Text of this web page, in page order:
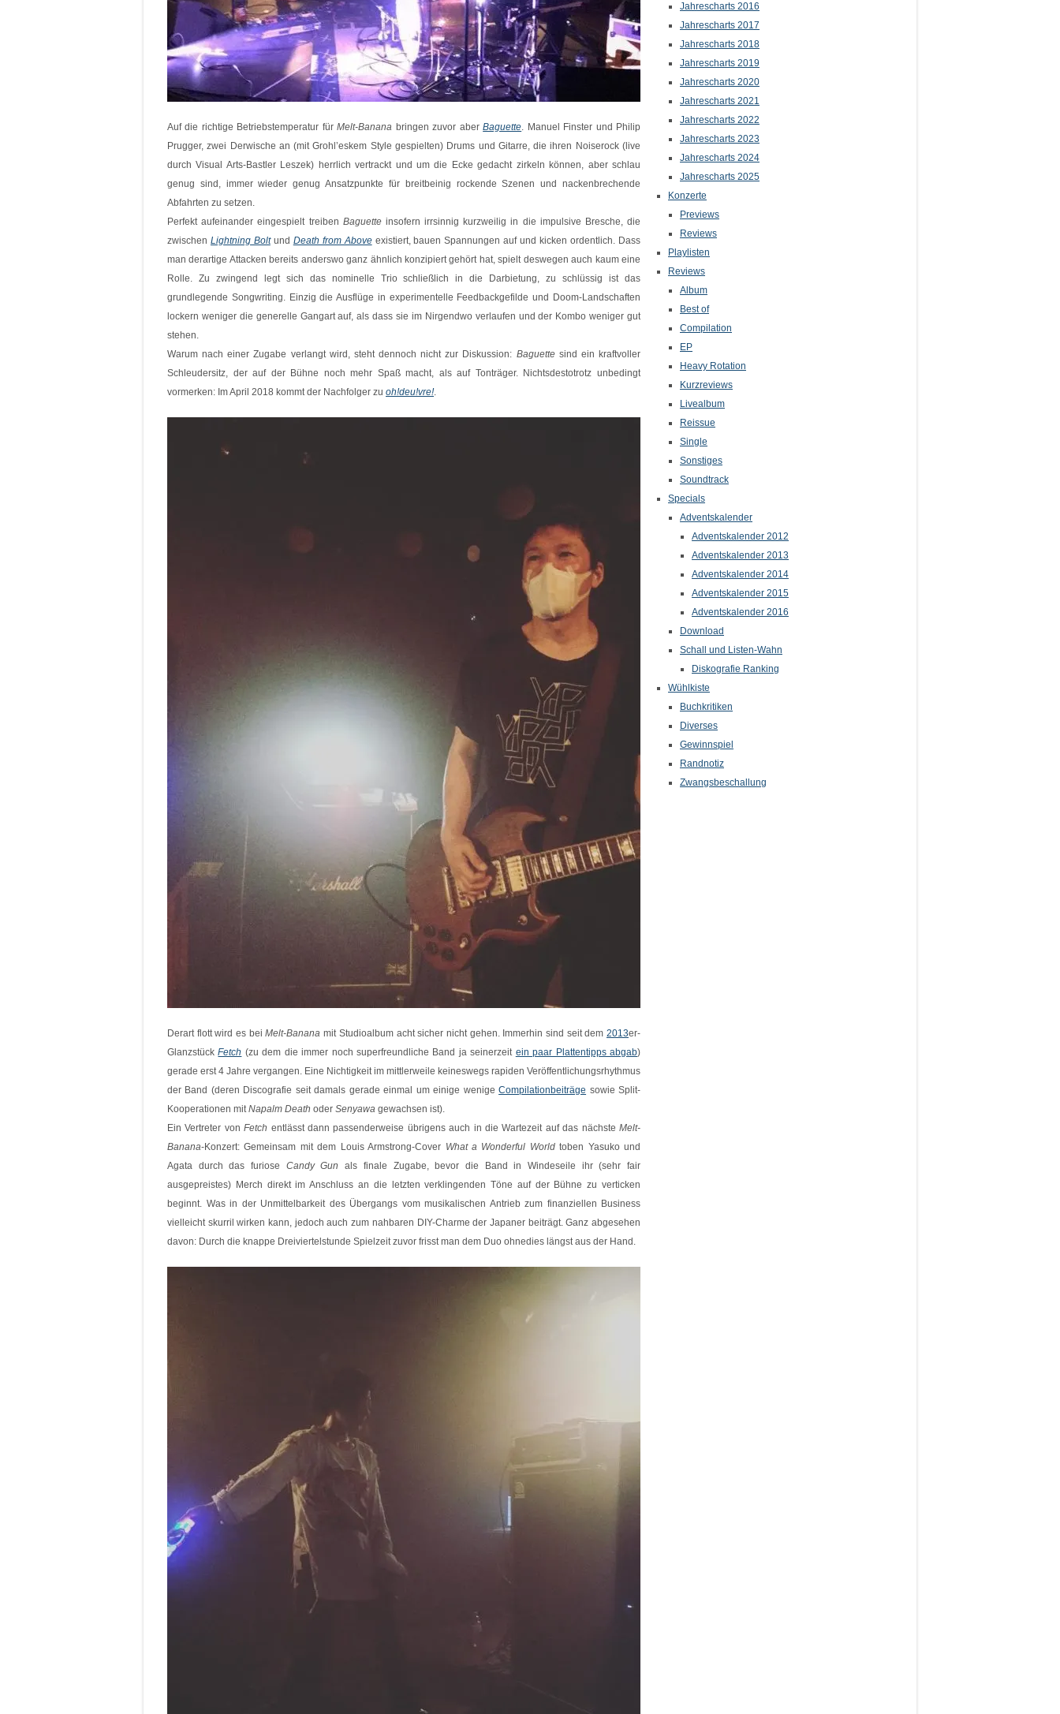
Auf die richtige Betriebstemperatur fürMelt-Banana bringen zuvor aberBaguette. Manue l Finster und Philip
Prugger, zwei Derwische an (mit Grohl’eskem Style gespielten) Drums und Gitarre, die ihren Noiserock (live
durch Visual Arts-Bastler Leszek) herrlich vertrackt und um die Ecke gedacht zirkeln können, aber schlau
genug sind, immer wieder genug Ansatzpunkte für breitbeinig rockende Szenen und nackenbrechende
Abfahrten zu setzen.
Perfekt aufeinander eingespielt treiben Baguetteinsofern irrsinnig kurzweilig in die impulsive Bresche, die
zwischen Lightning Boltund Death from Aboveexistiert, bauen Spannungen auf und kicken ordentlich. Dass
man derartige Attacken bereits anderswo ganz ähnlich konzipiert gehört hat, spielt deswegen auch kaum eine
Rolle. Zu zwingend legt sich das nominelle Trio schließlich in die Darbietung, zu schlüssig ist das
grundlegende Songwriting. Einzig die Ausflüge in experimentelle Feedbackgefilde und Doom-Landschaften
lockern weniger die generelle Gangart auf, als dass sie im Nirgendwo verlaufen und der Kombo weniger gut
stehen.
Warum nach einer Zugabe verlangt wird, steht dennoch nicht zur Diskussion: Baguettesind ein kraftvoller
Schleudersitz, der auf der Bühne noch mehr Spaß macht, als auf Tonträger. Nichtsdestotrotz unbedingt
vormerken: Im April 2018 kommt der Nachfolger zu oh​!​deu​!​vre!.
Derart flott wird es beiMelt-Banana mit Studioalbum acht sicher nicht gehen. Immerhin sind seit dem 2013er-
GlanzstückFetch (zu dem die immer noch superfreundliche Band ja seinerzeit ein paar Plattentipps abgab)
gerade erst 4 Jahre vergangen. Eine Nichtigkeit im mittlerweile keineswegs rapiden Veröffentlichungsrhythmus
der Band (deren Discografie seit damals gerade einmal um einige wenigeCompilationbeiträge sowie Split-
Kooperationen mitNapalm Death oder Senyawa gewachsen ist).
Ein Vertreter vonFetch entlässt dann passenderweise übrigens auch in die Wartezeit auf das nächsteMelt-
Banana-Konzert: Gemeinsam mit dem Louis Armstrong-Cover What a Wonderful Worldtoben Yasuko und
Agata durch das furiose Candy Gun
als finale Zugabe, bevor die Band in Windeseile ihr (sehr fair
ausgepreistes) Merch direkt im Anschluss an die letzten verklingenden Töne auf der Bühne zu verticken
beginnt. Was in der Unmittelbarkeit des Übergangs vom musikalischen Antrieb zum finanziellen Business
vielleicht skurril wirken kann, jedoch auch zum nahbaren DIY-Charme der Japaner beiträgt. Ganz abgesehen
davon: Durch die knappe Dreiviertelstunde Spielzeit zuvor frisst man dem Duo ohnedies längst aus der Hand.
Jahrescharts 2016
Jahrescharts 2017
Jahrescharts 2018
Jahrescharts 2019
Jahrescharts 2020
Jahrescharts 2021
Jahrescharts 2022
Jahrescharts 2023
Jahrescharts 2024
Jahrescharts 2025
Konzerte
Previews
Reviews
Playlisten
Reviews
Album
Best of
Compilation
EP
Heavy Rotation
Kurzreviews
Livealbum
Reissue
Single
Sonstiges
Soundtrack
Specials
Adventskalender
Adventskalender 2012
Adventskalender 2013
Adventskalender 2014
Adventskalender 2015
Adventskalender 2016
Download
Schall und Listen-Wahn
Diskografie Ranking
Wühlkiste
Buchkritiken
Diverses
Gewinnspiel
Randnotiz
Zwangsbeschallung